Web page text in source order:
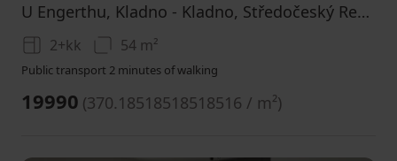
U Engerthu, Kladno - Kladno, Středočeský Region
2+kk 54 m²
Public transport 2 minutes of walking
19990 (370.18518518518516 / m²)